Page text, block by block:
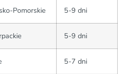
Pomorskie 5-9 dni
5-9 dni
5-7 dni